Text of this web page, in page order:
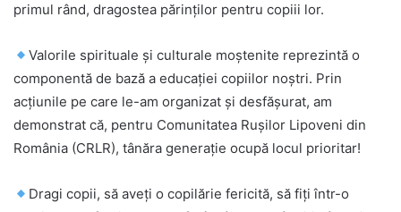
primul rând, dragostea părinților pentru copiii lor.
Valorile spirituale și culturale moștenite reprezintă o
componentă de bază a educației copiilor noștri. Prin
acțiunile pe care le-am organizat și desfășurat, am
demonstrat că, pentru Comunitatea Rușilor Lipoveni din
România (CRLR), tânăra generație ocupă locul prioritar!
Dragi copii, să aveți o copilărie fericită, să fiți într-o